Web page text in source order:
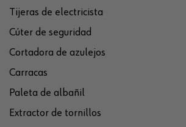
Tijeras de electricista
Cúter de seguridad
Cortadora de azulejos
Carracas
Paleta de albañil
Extractor de tornillos